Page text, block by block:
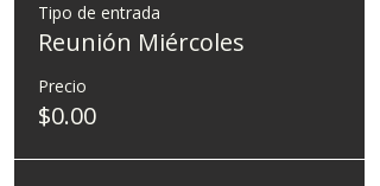
Tipo de entrada
Reunión Miércoles
Precio
$0.00